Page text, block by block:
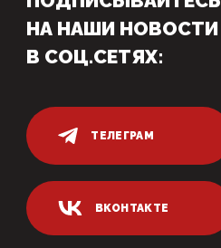
НА НАШИ НОВОСТИ
В СОЦ.СЕТЯХ:
ТЕЛЕГРАМ
ВКОНТАКТЕ